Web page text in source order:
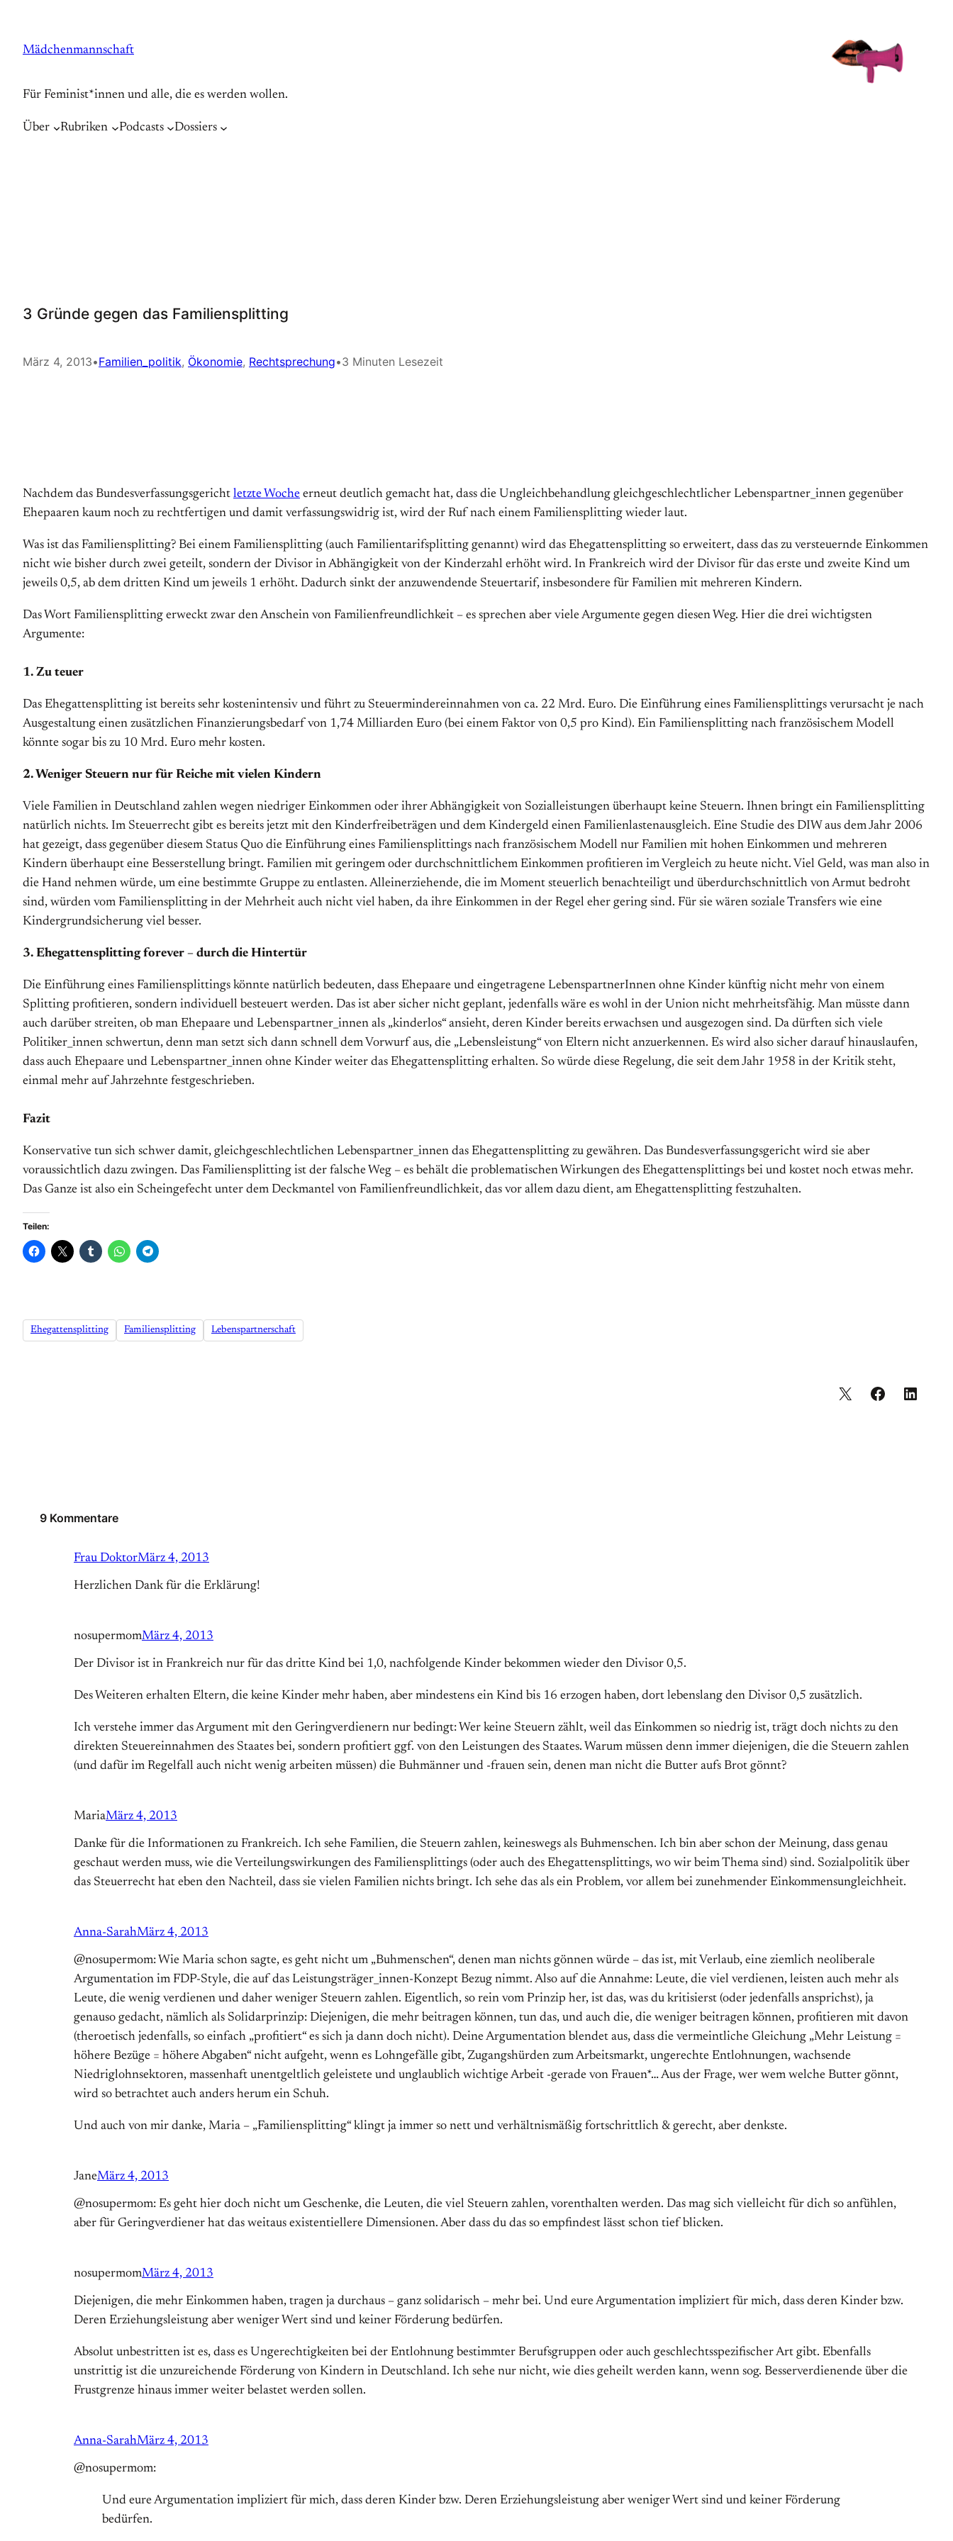
springen
Mädchenmannschaft
Für Feminist*innen und alle, die es werden wollen.
Über Rubriken Podcasts Dossiers
3 Gründe gegen das Familiensplitting
März 4, 2013•Familien_politik, Ökonomie, Rechtsprechung•3 Minuten Lesezeit
Nachdem das Bundesverfassungsgericht letzte Woche erneut deutlich gemacht hat, dass die Ungleichbehandlung gleichgeschlechtlicher Lebenspartner_innen gegenüber
Ehepaaren kaum noch zu rechtfertigen und damit verfassungswidrig ist, wird der Ruf nach einem Familiensplitting wieder laut.
Was ist das Familiensplitting? Bei einem Familiensplitting (auch Familientarifsplitting genannt) wird das Ehegattensplitting so erweitert, dass das zu versteuernde Einkommen
nicht wie bisher durch zwei geteilt, sondern der Divisor in Abhängigkeit von der Kinderzahl erhöht wird. In Frankreich wird der Divisor für das erste und zweite Kind um
jeweils 0,5, ab dem dritten Kind um jeweils 1 erhöht. Dadurch sinkt der anzuwendende Steuertarif, insbesondere für Familien mit mehreren Kindern.
Das Wort Familiensplitting erweckt zwar den Anschein von Familienfreundlichkeit – es sprechen aber viele Argumente gegen diesen Weg. Hier die drei wichtigsten
Argumente:
1. Zu teuer
Das Ehegattensplitting ist bereits sehr kostenintensiv und führt zu Steuermindereinnahmen von ca. 22 Mrd. Euro. Die Einführung eines Familiensplittings verursacht je nach
Ausgestaltung einen zusätzlichen Finanzierungsbedarf von 1,74 Milliarden Euro (bei einem Faktor von 0,5 pro Kind). Ein Familiensplitting nach französischem Modell
könnte sogar bis zu 10 Mrd. Euro mehr kosten.
2. Weniger Steuern nur für Reiche mit vielen Kindern
Viele Familien in Deutschland zahlen wegen niedriger Einkommen oder ihrer Abhängigkeit von Sozialleistungen überhaupt keine Steuern. Ihnen bringt ein Familiensplitting
natürlich nichts. Im Steuerrecht gibt es bereits jetzt mit den Kinderfreibeträgen und dem Kindergeld einen Familienlastenausgleich. Eine Studie des DIW aus dem Jahr 2006
hat gezeigt, dass gegenüber diesem Status Quo die Einführung eines Familiensplittings nach französischem Modell nur Familien mit hohen Einkommen und mehreren
Kindern überhaupt eine Besserstellung bringt. Familien mit geringem oder durchschnittlichem Einkommen profitieren im Vergleich zu heute nicht. Viel Geld, was man also in
die Hand nehmen würde, um eine bestimmte Gruppe zu entlasten. Alleinerziehende, die im Moment steuerlich benachteiligt und überdurchschnittlich von Armut bedroht
sind, würden vom Familiensplitting in der Mehrheit auch nicht viel haben, da ihre Einkommen in der Regel eher gering sind. Für sie wären soziale Transfers wie eine
Kindergrundsicherung viel besser.
3. Ehegattensplitting forever – durch die Hintertür
Die Einführung eines Familiensplittings könnte natürlich bedeuten, dass Ehepaare und eingetragene LebenspartnerInnen ohne Kinder künftig nicht mehr von einem
Splitting profitieren, sondern individuell besteuert werden. Das ist aber sicher nicht geplant, jedenfalls wäre es wohl in der Union nicht mehrheitsfähig. Man müsste dann
auch darüber streiten, ob man Ehepaare und Lebenspartner_innen als „kinderlos“ ansieht, deren Kinder bereits erwachsen und ausgezogen sind. Da dürften sich viele
Politiker_innen schwertun, denn man setzt sich dann schnell dem Vorwurf aus, die „Lebensleistung“ von Eltern nicht anzuerkennen. Es wird also sicher darauf hinauslaufen,
dass auch Ehepaare und Lebenspartner_innen ohne Kinder weiter das Ehegattensplitting erhalten. So würde diese Regelung, die seit dem Jahr 1958 in der Kritik steht,
einmal mehr auf Jahrzehnte festgeschrieben.
Fazit
Konservative tun sich schwer damit, gleichgeschlechtlichen Lebenspartner_innen das Ehegattensplitting zu gewähren. Das Bundesverfassungsgericht wird sie aber
voraussichtlich dazu zwingen. Das Familiensplitting ist der falsche Weg – es behält die problematischen Wirkungen des Ehegattensplittings bei und kostet noch etwas mehr.
Das Ganze ist also ein Scheingefecht unter dem Deckmantel von Familienfreundlichkeit, das vor allem dazu dient, am Ehegattensplitting festzuhalten.
Teilen:
Ehegattensplitting Familiensplitting Lebenspartnerschaft
9 Kommentare
Frau DoktorMärz 4, 2013
Herzlichen Dank für die Erklärung!
nosupermomMärz 4, 2013
Der Divisor ist in Frankreich nur für das dritte Kind bei 1,0, nachfolgende Kinder bekommen wieder den Divisor 0,5.
Des Weiteren erhalten Eltern, die keine Kinder mehr haben, aber mindestens ein Kind bis 16 erzogen haben, dort lebenslang den Divisor 0,5 zusätzlich.
Ich verstehe immer das Argument mit den Geringverdienern nur bedingt: Wer keine Steuern zählt, weil das Einkommen so niedrig ist, trägt doch nichts zu den
direkten Steuereinnahmen des Staates bei, sondern profitiert ggf. von den Leistungen des Staates. Warum müssen denn immer diejenigen, die die Steuern zahlen
(und dafür im Regelfall auch nicht wenig arbeiten müssen) die Buhmänner und -frauen sein, denen man nicht die Butter aufs Brot gönnt?
MariaMärz 4, 2013
Danke für die Informationen zu Frankreich. Ich sehe Familien, die Steuern zahlen, keineswegs als Buhmenschen. Ich bin aber schon der Meinung, dass genau
geschaut werden muss, wie die Verteilungswirkungen des Familiensplittings (oder auch des Ehegattensplittings, wo wir beim Thema sind) sind. Sozialpolitik über
das Steuerrecht hat eben den Nachteil, dass sie vielen Familien nichts bringt. Ich sehe das als ein Problem, vor allem bei zunehmender Einkommensungleichheit.
Anna-SarahMärz 4, 2013
@nosupermom: Wie Maria schon sagte, es geht nicht um „Buhmenschen“, denen man nichts gönnen würde – das ist, mit Verlaub, eine ziemlich neoliberale
Argumentation im FDP-Style, die auf das Leistungsträger_innen-Konzept Bezug nimmt. Also auf die Annahme: Leute, die viel verdienen, leisten auch mehr als
Leute, die wenig verdienen und daher weniger Steuern zahlen. Eigentlich, so rein vom Prinzip her, ist das, was du kritisierst (oder jedenfalls ansprichst), ja
genauso gedacht, nämlich als Solidarprinzip: Diejenigen, die mehr beitragen können, tun das, und auch die, die weniger beitragen können, profitieren mit davon
(theroetisch jedenfalls, so einfach „profitiert“ es sich ja dann doch nicht). Deine Argumentation blendet aus, dass die vermeintliche Gleichung „Mehr Leistung =
höhere Bezüge = höhere Abgaben“ nicht aufgeht, wenn es Lohngefälle gibt, Zugangshürden zum Arbeitsmarkt, ungerechte Entlohnungen, wachsende
Niedriglohnsektoren, massenhaft unentgeltlich geleistete und unglaublich wichtige Arbeit -gerade von Frauen*… Aus der Frage, wer wem welche Butter gönnt,
wird so betrachtet auch anders herum ein Schuh.
Und auch von mir danke, Maria – „Familiensplitting“ klingt ja immer so nett und verhältnismäßig fortschrittlich & gerecht, aber denkste.
JaneMärz 4, 2013
@nosupermom: Es geht hier doch nicht um Geschenke, die Leuten, die viel Steuern zahlen, vorenthalten werden. Das mag sich vielleicht für dich so anfühlen,
aber für Geringverdiener hat das weitaus existentiellere Dimensionen. Aber dass du das so empfindest lässt schon tief blicken.
nosupermomMärz 4, 2013
Diejenigen, die mehr Einkommen haben, tragen ja durchaus – ganz solidarisch – mehr bei. Und eure Argumentation impliziert für mich, dass deren Kinder bzw.
Deren Erziehungsleistung aber weniger Wert sind und keiner Förderung bedürfen.
Absolut unbestritten ist es, dass es Ungerechtigkeiten bei der Entlohnung bestimmter Berufsgruppen oder auch geschlechtsspezifischer Art gibt. Ebenfalls
unstrittig ist die unzureichende Förderung von Kindern in Deutschland. Ich sehe nur nicht, wie dies geheilt werden kann, wenn sog. Besserverdienende über die
Frustgrenze hinaus immer weiter belastet werden sollen.
Anna-SarahMärz 4, 2013
@nosupermom:
Und eure Argumentation impliziert für mich, dass deren Kinder bzw. Deren Erziehungsleistung aber weniger Wert sind und keiner Förderung
bedürfen.